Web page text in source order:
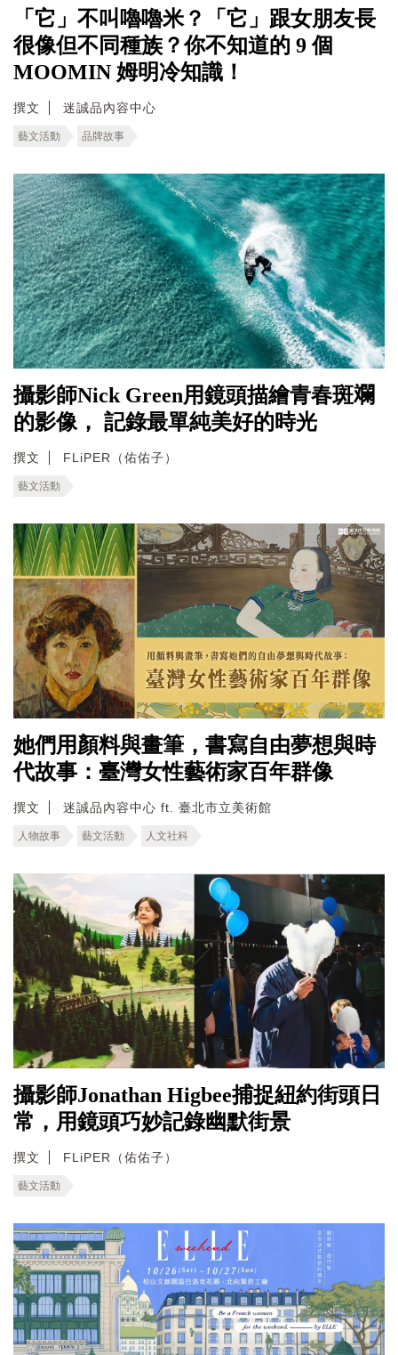
「它」不叫嚕嚕米？「它」跟女朋友長
很像但不同種族？你不知道的 9 個
MOOMIN 姆明冷知識！
撰文 迷誠品內容中心
藝文活動 品牌故事
攝影師Nick Green用鏡頭描繪青春斑斕
的影像， 記錄最單純美好的時光
撰文 FLiPER（佑佑子）
藝文活動
她們用顏料與畫筆，書寫自由夢想與時
代故事：臺灣女性藝術家百年群像
撰文 迷誠品內容中心 ft. 臺北市立美術館
人物故事 藝文活動 人文社科
攝影師Jonathan Higbee捕捉紐約街頭日
常，用鏡頭巧妙記錄幽默街景
撰文 FLiPER（佑佑子）
藝文活動